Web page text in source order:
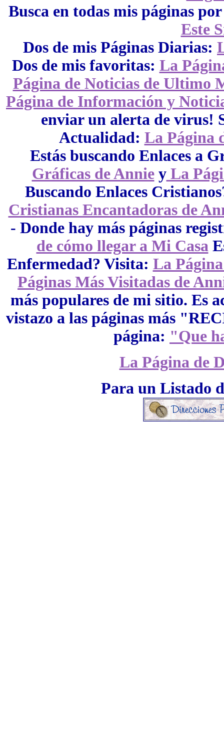
Busca en todas mis páginas
Este
Dos de mis Páginas Diarias:
Dos de mis favoritas: La
Página de Noticias de Ultimo
Página de Información y
enviar un alerta de virus!
Actualidad: La Página
Estás buscando Enlaces a
Gráficas de AnnieyLa
Buscando Enlaces
Cristianas Encantadoras de
- Donde hay más páginas
de cómo llegar a Mi Casa
Enfermedad? Visita: La
Páginas Más Visitadas de
más populares de mi sitio. Es
vistazo a las páginas más
página: "Que
La Página de
Para un Listado